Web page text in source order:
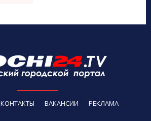
КОНТАКТЫ ВАКАНСИИ РЕКЛАМА